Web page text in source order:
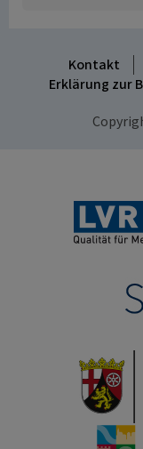
Kontakt
Erklärung zur